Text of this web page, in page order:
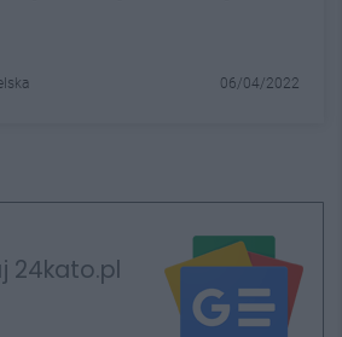
06/04/2022
24kato.pl